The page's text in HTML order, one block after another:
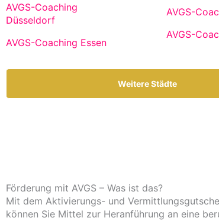
AVGS-Coaching
Düsseldorf
AVGS-Coaching Essen
AVGS-
AVGS-
Weitere Städte
Förderung mit AVGS – Was ist das?
Mit dem Aktivierungs- und
können Sie Mittel zur Heranführung an eine